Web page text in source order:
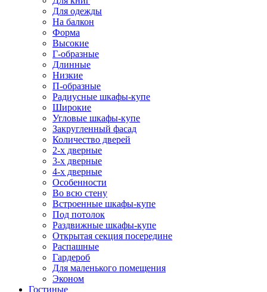
Для одежды
На балкон
Форма
Высокие
Г-образные
Длинные
Низкие
П-образные
Радиусные шкафы-купе
Широкие
Угловые шкафы-купе
Закругленный фасад
Количество дверей
2-х дверные
3-х дверные
4-х дверные
Особенности
Во всю стену
Встроенные шкафы-купе
Под потолок
Раздвижные шкафы-купе
Открытая секция посередине
Распашные
Гардероб
Для маленького помещения
Эконом
Гостиные